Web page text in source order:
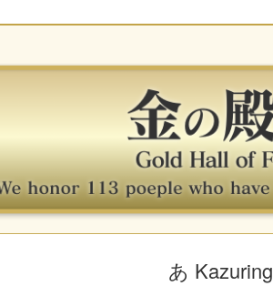
あ Kazuring